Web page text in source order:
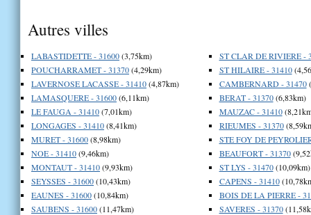
Autres villes
LABASTIDETTE - 31600(3,75km)
POUCHARRAMET - 31370(4,29km)
LAVERNOSE LACASSE - 31410(4,87km)
LAMASQUERE - 31600(6,11km)
LE FAUGA - 31410(7,01km)
LONGAGES - 31410(8,41km)
MURET - 31600(8,98km)
NOE - 31410(9,46km)
MONTAUT - 31410(9,93km)
SEYSSES - 31600(10,43km)
EAUNES - 31600(10,84km)
SAUBENS - 31600(11,47km)
ST CLAR DE RIVIERE -
ST HILAIRE - 31410
CAMBERNARD - 31470
BERAT - 31370(6,83km)
MAUZAC - 31410
RIEUMES - 31370
STE FOY DE
BEAUFORT - 31370
ST LYS - 31470(10,09km)
CAPENS - 31410
BOIS DE LA PIERRE -
SAVERES - 31370